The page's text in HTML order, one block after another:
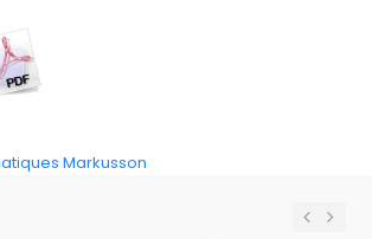
Markusson